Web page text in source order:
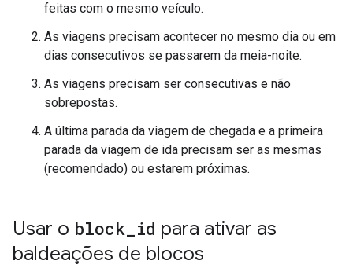
feitas com o mesmo veículo.
As viagens precisam acontecer no mesmo dia ou em
dias consecutivos se passarem da meia-noite.
As viagens precisam ser consecutivas e não
sobrepostas.
A última parada da viagem de chegada e a primeira
parada da viagem de ida precisam ser as mesmas
(recomendado) ou estarem próximas.
Usar o block id para ativar as
baldeações de blocos